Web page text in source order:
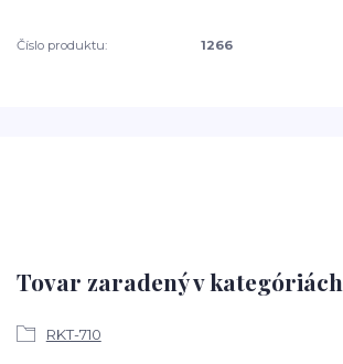
Číslo produktu: 1266
Tovar zaradený v kategóriách
RKT-710